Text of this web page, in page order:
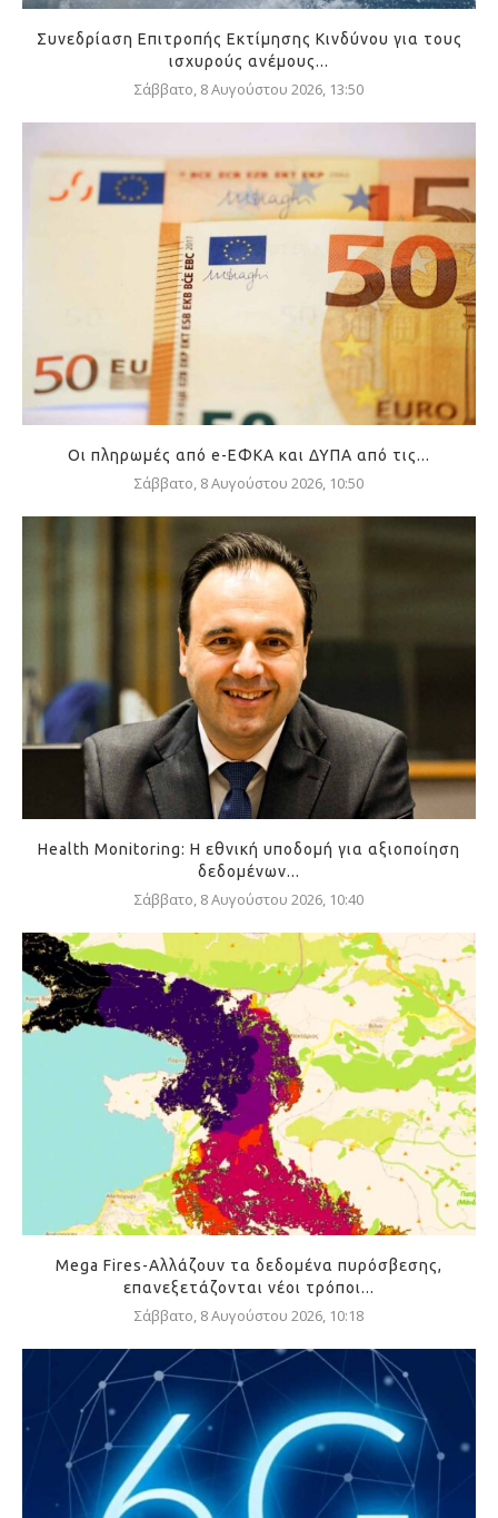
Συνεδρίαση Επιτροπής Εκτίμησης Κινδύνου για τους
ισχυρούς ανέμους...
Σάββατο, 8 Αυγούστου 2026, 13:50
Οι πληρωμές από e-ΕΦΚΑ και ΔΥΠΑ από τις...
Σάββατο, 8 Αυγούστου 2026, 10:50
Health Monitoring: Η εθνική υποδομή για αξιοποίηση
δεδομένων...
Σάββατο, 8 Αυγούστου 2026, 10:40
Mega Fires-Αλλάζουν τα δεδομένα πυρόσβεσης,
επανεξετάζονται νέοι τρόποι...
Σάββατο, 8 Αυγούστου 2026, 10:18